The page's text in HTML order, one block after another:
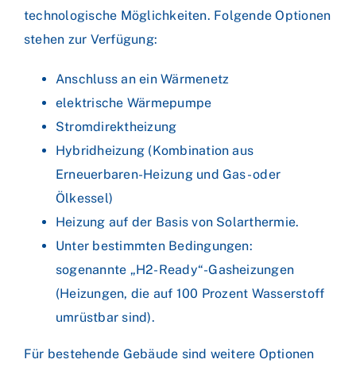
technologische Möglichkeiten. Folgende Optionen
stehen zur Verfügung:
Anschluss an ein Wärmenetz
elektrische Wärmepumpe
Stromdirektheizung
Hybridheizung (Kombination aus
Erneuerbaren-Heizung und Gas- oder
Ölkessel)
Heizung auf der Basis von Solarthermie.
Unter bestimmten Bedingungen:
sogenannte „H2-Ready“-Gasheizungen
(Heizungen, die auf 100 Prozent Wasserstoff
umrüstbar sind).
Für bestehende Gebäude sind weitere Optionen